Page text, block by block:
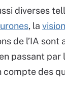
diverses
, la
de l’IA sont
passant par
des